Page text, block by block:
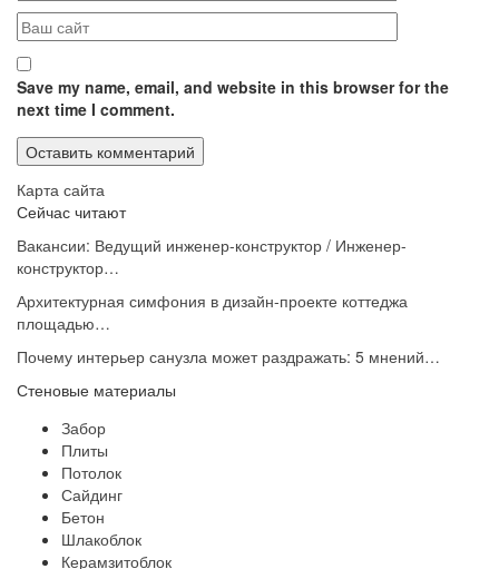
Save my name, email, and website in this browser for the
next time I comment.
Карта сайта
Сейчас читают
Вакансии: Ведущий инженер-конструктор / Инженер-
конструктор…
Архитектурная симфония в дизайн-проекте коттеджа
площадью…
Почему интерьер санузла может раздражать: 5 мнений…
Стеновые материалы
Забор
Плиты
Потолок
Сайдинг
Бетон
Шлакоблок
Керамзитоблок